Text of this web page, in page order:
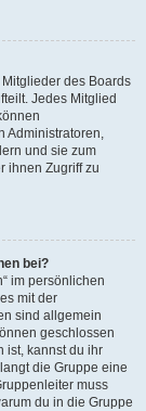
des Boards
Jedes Mitglied
Administratoren,
und sie zum
ihnen Zugriff zu
bei?
im persönlichen
mit der
sind allgemein
geschlossen
ist, kannst du ihr
die Gruppe eine
muss
du in die Gruppe